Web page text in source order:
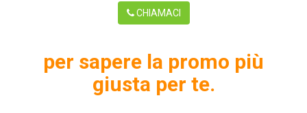
CHIAMACI
per sapere la promo più
giusta per te.